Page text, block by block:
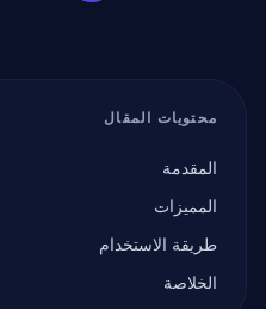
محتويات المقال
المقدمة
المميزات
طريقة الاستخدام
الخلاصة